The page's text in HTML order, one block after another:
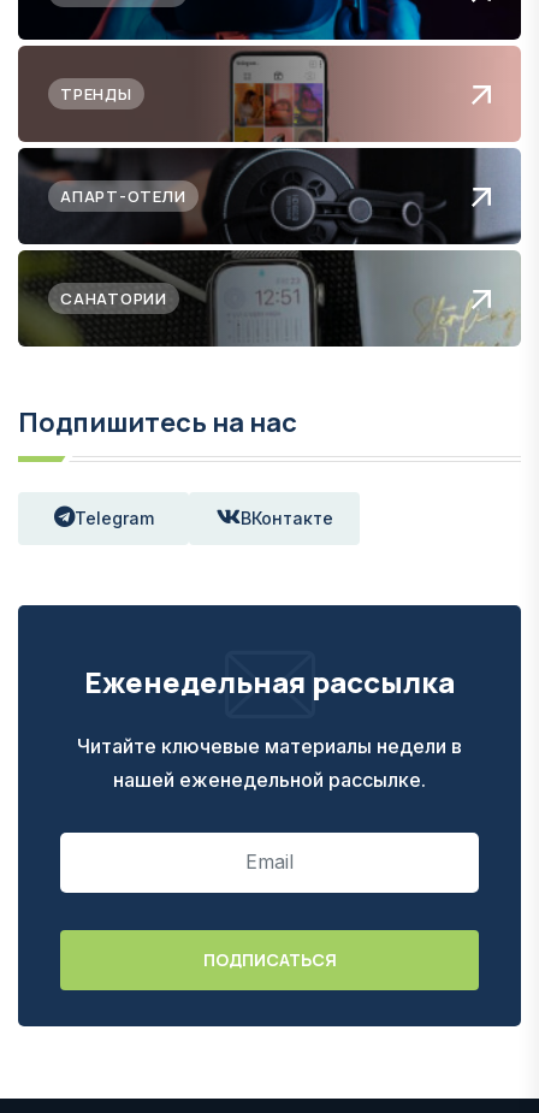
ТРЕНДЫ
АПАРТ-ОТЕЛИ
САНАТОРИИ
Подпишитесь на нас
Telegram ВКонтакте
Еженедельная рассылка
Читайте ключевые материалы недели в
нашей еженедельной рассылке.